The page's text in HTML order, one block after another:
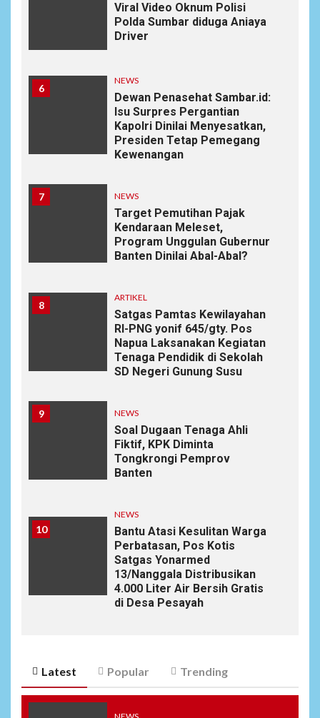
Viral Video Oknum Polisi
Polda Sumbar diduga Aniaya
Driver
6
NEWS
Dewan Penasehat Sambar.id:
Isu Surpres Pergantian
Kapolri Dinilai Menyesatkan,
Presiden Tetap Pemegang
Kewenangan
7 NEWS
Target Pemutihan Pajak
Kendaraan Meleset,
Program Unggulan Gubernur
Banten Dinilai Abal-Abal?
8
ARTIKEL
Satgas Pamtas Kewilayahan
RI-PNG yonif 645/gty. Pos
Napua Laksanakan Kegiatan
Tenaga Pendidik di Sekolah
SD Negeri Gunung Susu
9 NEWS
Soal Dugaan Tenaga Ahli
Fiktif, KPK Diminta
Tongkrongi Pemprov
Banten
10
NEWS
Bantu Atasi Kesulitan Warga
Perbatasan, Pos Kotis
Satgas Yonarmed
13/Nanggala Distribusikan
4.000 Liter Air Bersih Gratis
di Desa Pesayah
Latest Popular Trending